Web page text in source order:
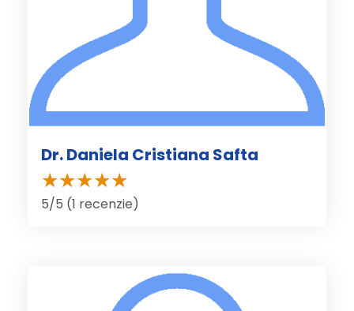
Dr. Daniela Cristiana Safta
5/5 (1 recenzie)